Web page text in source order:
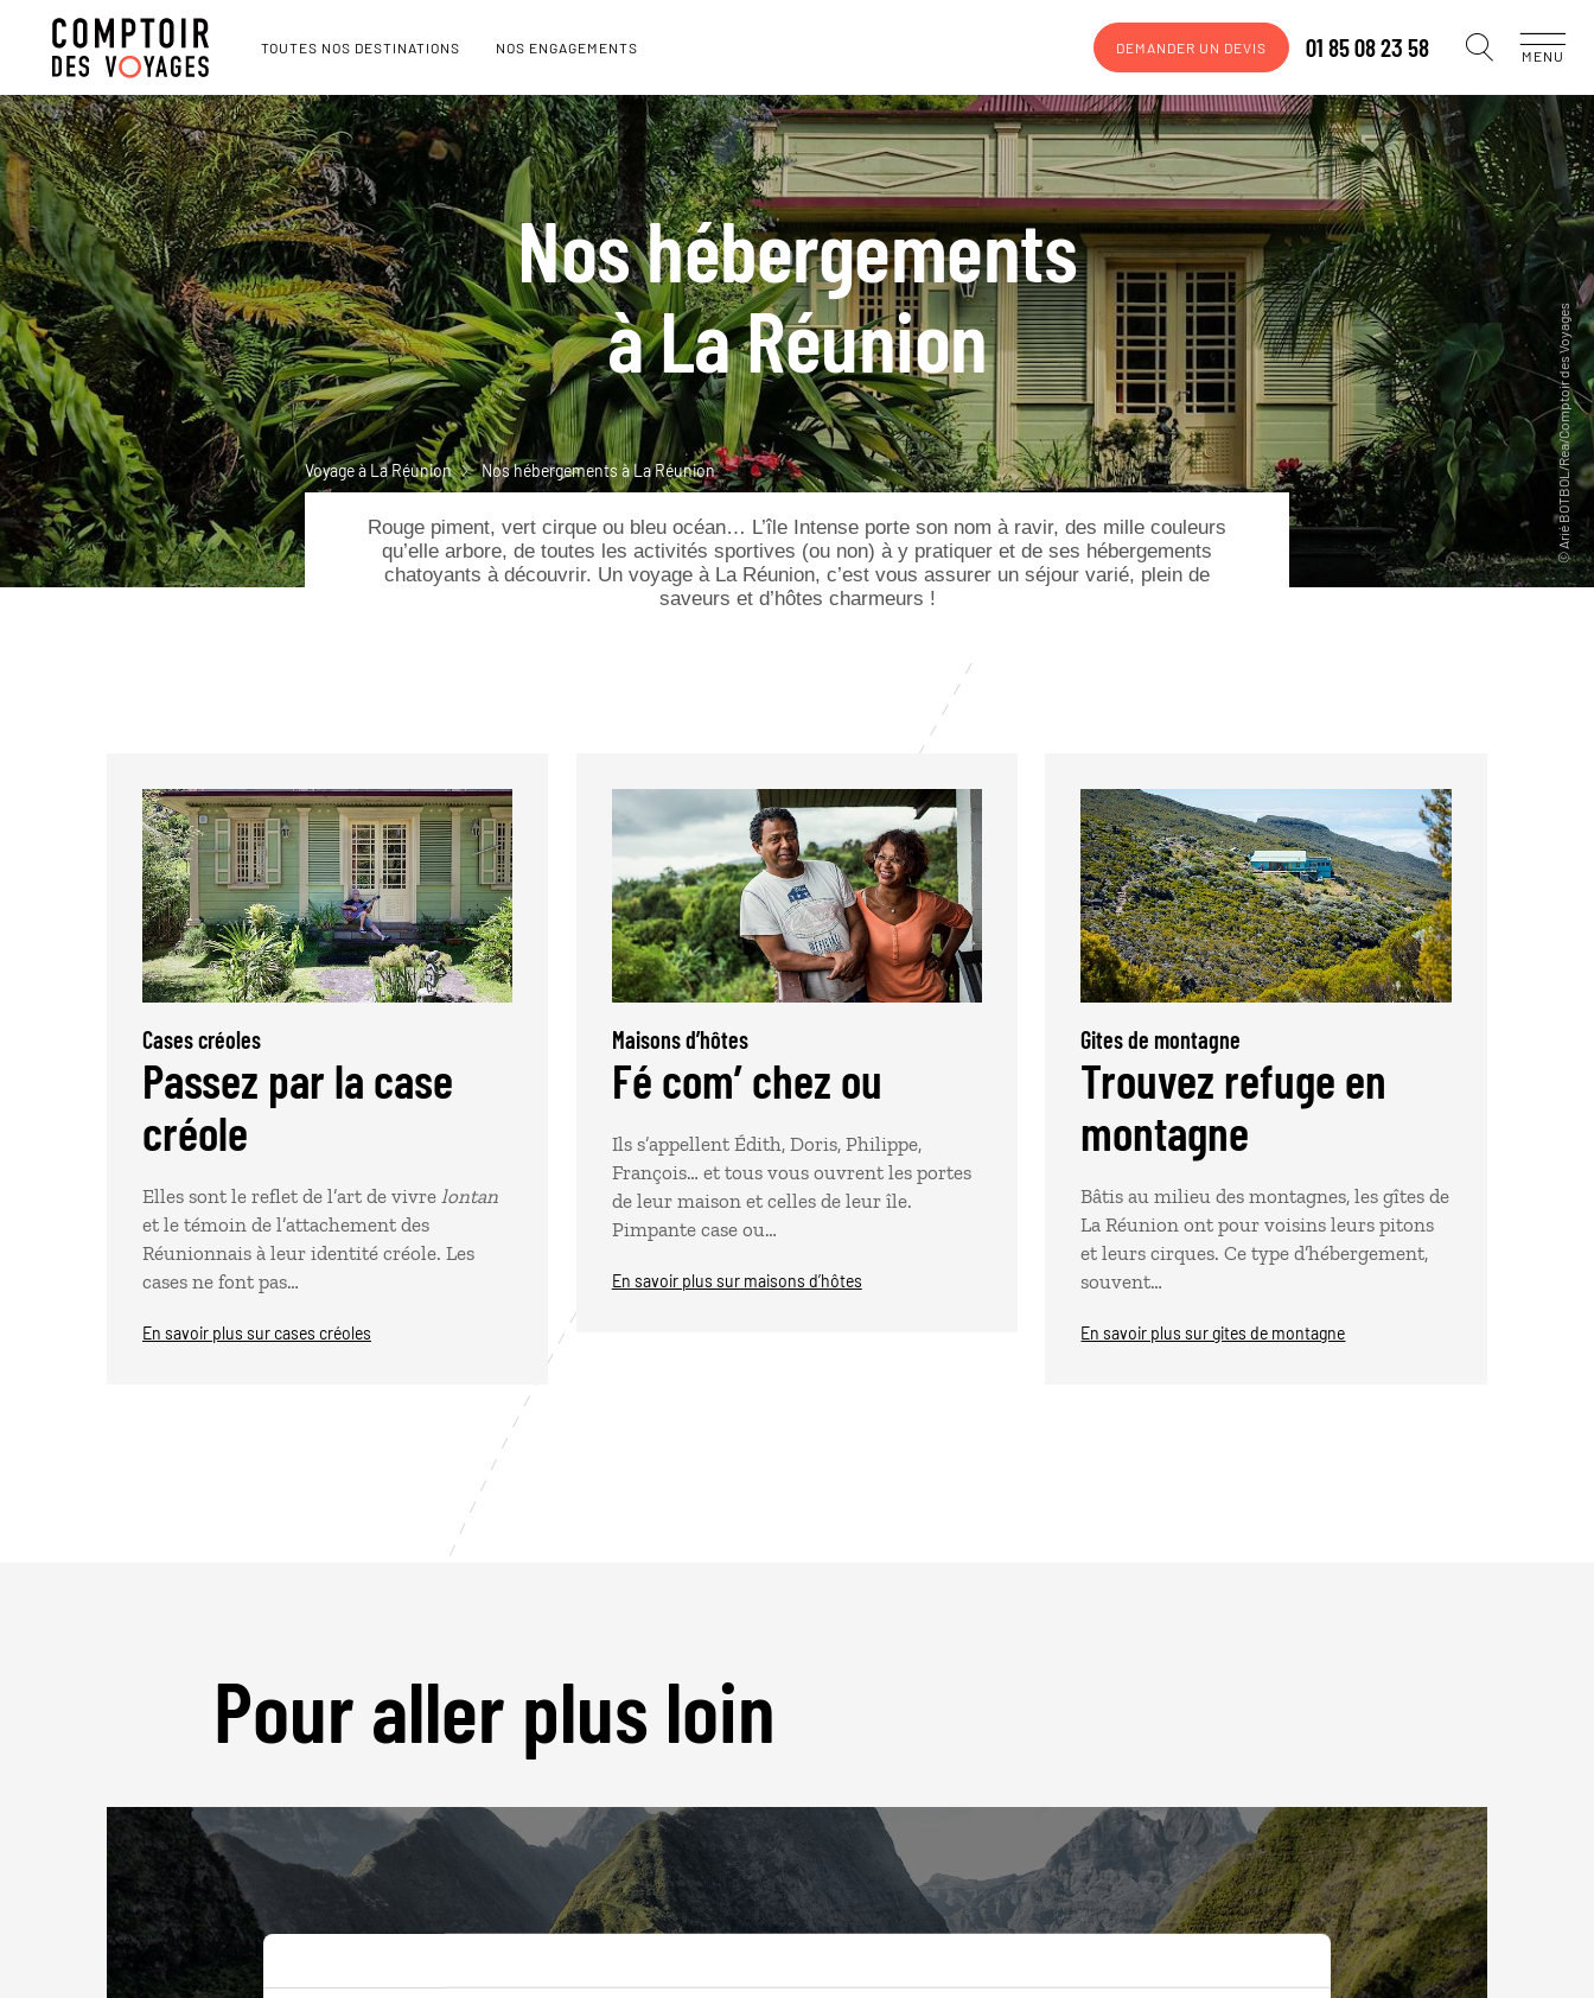
TOUTES NOS DESTINATIONS NOS ENGAGEMENTS DEMANDER UN DEVIS 01 85 08 23 58 MENU
Nos hébergements
à La Réunion
Voyage à La Réunion Nos hébergements à La Réunion
Rouge piment, vert cirque ou bleu océan… L’île Intense porte son nom à ravir, des mille couleurs
qu’elle arbore, de toutes les activités sportives (ou non) à y pratiquer et de ses hébergements
chatoyants à découvrir. Un voyage à La Réunion, c’est vous assurer un séjour varié, plein de
saveurs et d’hôtes charmeurs !
Cases créoles
Passez par la case
créole
Elles sont le reflet de l’art de vivre lontan
et le témoin de l’attachement des
Réunionnais à leur identité créole. Les
cases ne font pas…
En savoir plus sur cases créoles
Maisons d’hôtes
Fé com’ chez ou
Ils s’appellent Édith, Doris, Philippe,
François… et tous vous ouvrent les portes
de leur maison et celles de leur île.
Pimpante case ou…
En savoir plus sur maisons d’hôtes
Gites de montagne
Trouvez refuge en
montagne
Bâtis au milieu des montagnes, les gîtes de
La Réunion ont pour voisins leurs pitons
et leurs cirques. Ce type d’hébergement,
souvent…
En savoir plus sur gites de montagne
Pour aller plus loin